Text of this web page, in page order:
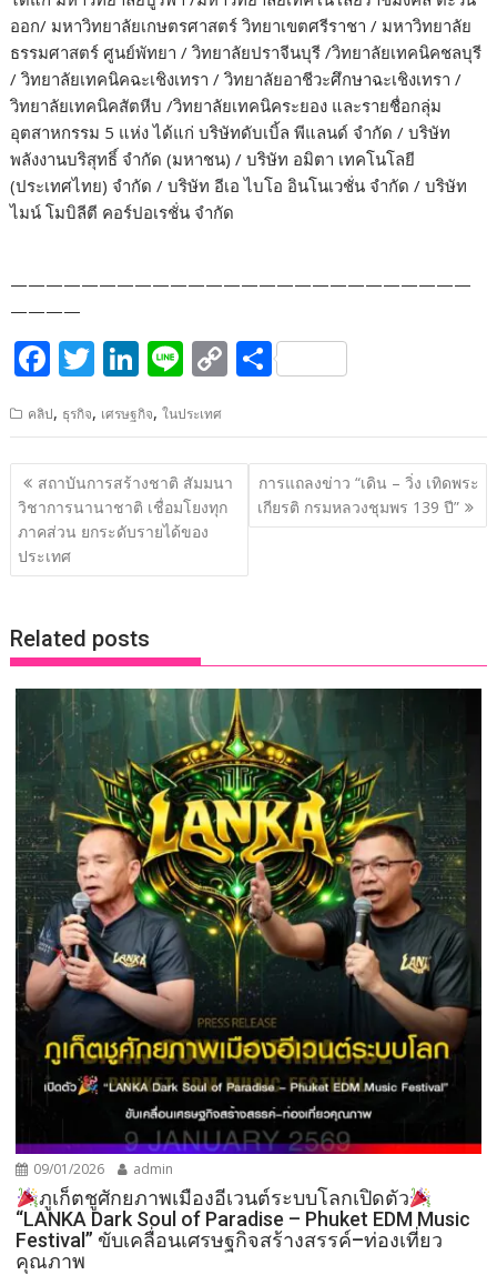
ออก/ มหาวิทยาลัยเกษตรศาสตร์ วิทยาเขตศรีราชา / มหาวิทยาลัย
ธรรมศาสตร์ ศูนย์พัทยา / วิทยาลัยปราจีนบุรี /วิทยาลัยเทคนิคชลบุรี
/ วิทยาลัยเทคนิคฉะเชิงเทรา / วิทยาลัยอาชีวะศึกษาฉะเชิงเทรา /
วิทยาลัยเทคนิคสัตหีบ /วิทยาลัยเทคนิคระยอง และรายชื่อกลุ่ม
อุตสาหกรรม 5 แห่ง ได้แก่ บริษัทดับเบิ้ล พีแลนด์ จำกัด / บริษัท
พลังงานบริสุทธิ์ จำกัด (มหาชน) / บริษัท อมิตา เทคโนโลยี
(ประเทศไทย) จำกัด / บริษัท อีเอ ไบโอ อินโนเวชั่น จำกัด / บริษัท
ไมน์ โมบิลีตี คอร์ปอเรชั่น จำกัด
——————————————————————————
————
F
e
b
o
o
k
T
itt
er
Li
k
e
dI
n
Li
e
C
p
y
Li
n
k
S
ar
e
คลิป, ธุรกิจ, เศรษฐกิจ,ในประเทศ
แนะแนว
เรื่อง
สถาบันการสร้างชาติ สัมมนา
วิชาการนานาชาติ เชื่อมโยงทุก
ภาคส่วน ยกระดับรายได้ของ
ประเทศ
การแถลงข่าว “เดิน – วิ่ง เทิดพระ
เกียรติ กรมหลวงชุมพร 139 ปี”
Related posts
09/01/2026 admin
ภูเก็ตชูศักยภาพเมืองอีเวนต์ระบบโลกเปิดตัว
“LANKA Dark Soul of Paradise – Phuket EDM Music
Festival” ขับเคลื่อนเศรษฐกิจสร้างสรรค์–ท่องเที่ยว
คุณภาพ